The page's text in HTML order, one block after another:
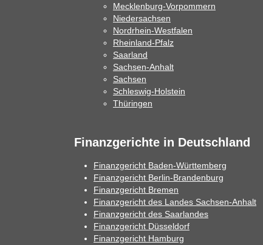
Mecklenburg-Vorpommern
Niedersachsen
Nordrhein-Westfalen
Rheinland-Pfalz
Saarland
Sachsen-Anhalt
Sachsen
Schleswig-Holstein
Thüringen
Finanzgerichte in Deutschland
Finanzgericht Baden-Württemberg
Finanzgericht Berlin-Brandenburg
Finanzgericht Bremen
Finanzgericht des Landes Sachsen-Anhalt
Finanzgericht des Saarlandes
Finanzgericht Düsseldorf
Finanzgericht Hamburg